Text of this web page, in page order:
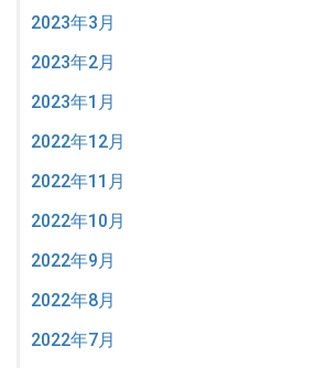
2023年3月
2023年2月
2023年1月
2022年12月
2022年11月
2022年10月
2022年9月
2022年8月
2022年7月